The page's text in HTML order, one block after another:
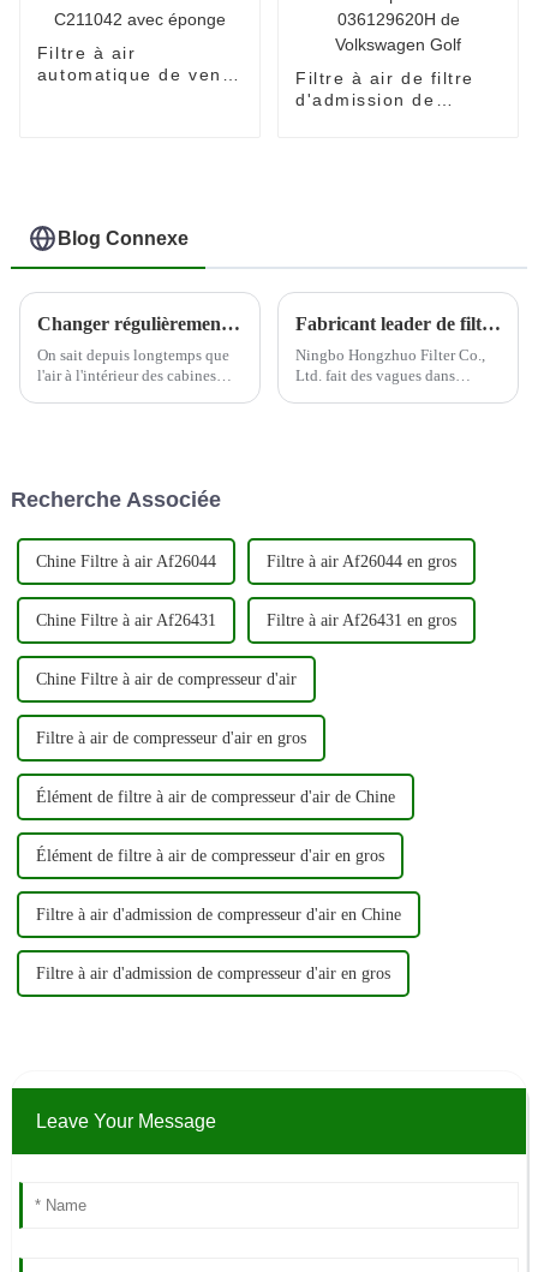
Filtre à air
automatique de vente
Filtre à air de filtre
d'admission de
Blog Connexe
Changer régulièrement les filtres à air de la cabine peut aider à protéger la santé du conducteur
On sait depuis longtemps que
l'air à l'intérieur des cabines
désormais des mesures pour
cabine...
Fabricant leader de filtres automobiles--Ningbo Hongzhuo
Ningbo Hongzhuo Filter Co.,
Ltd. fait des vagues dans
Recherche Associée
Chine Filtre à air Af26044 Filtre à air Af26044 en gros
Chine Filtre à air Af26431 Filtre à air Af26431 en gros
Chine Filtre à air de compresseur d'air
Filtre à air de compresseur d'air en gros
Élément de filtre à air de compresseur d'air de Chine
Élément de filtre à air de compresseur d'air en gros
Filtre à air d'admission de compresseur d'air en Chine
Filtre à air d'admission de compresseur d'air en gros
Leave Your Message